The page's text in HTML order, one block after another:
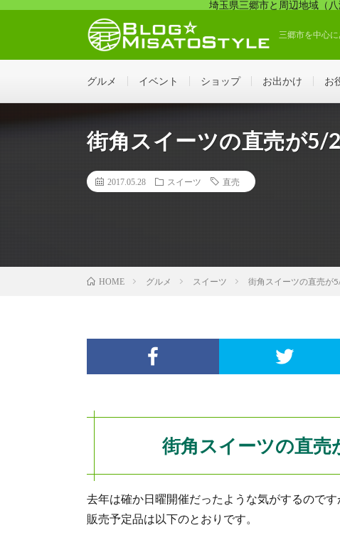
埼玉県三郷市と周辺地域（
三郷市を中心
グルメ イベント ショップ お出かけ お
街角スイーツの直売が5/
2017.05.28 スイーツ 直売
HOME グルメ スイーツ 街角スイーツの直売が
街角スイーツの直売
去年は確か日曜開催だったような気がするのです
販売予定品は以下のとおりです。